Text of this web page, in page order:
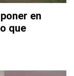
en
que